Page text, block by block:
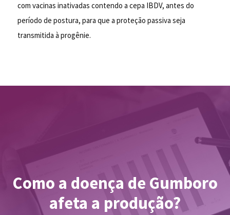
com vacinas inativadas contendo a cepa IBDV, antes do
período de postura, para que a proteção passiva seja
transmitida à progênie.
Como a doença de Gumboro
afeta a produção?